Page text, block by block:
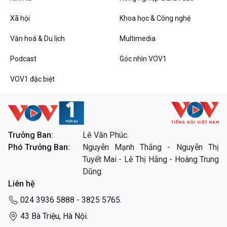
Chuyển đổi Xanh
Tài nguyên và Môi trường
Xã hội chuyển động
Sống chung với biến đổi
khí hậu
Tin Văn hoá & Du lịch
Chát với người nổi tiếng
Câu chuyện Thể thao
Infographic
E-Magazine
Góc nhìn VOV1
Xã hội Khoa học & Công nghệ
Văn hoá & Du lịch Multimedia
Podcast Góc nhìn VOV1
VOV1 đặc biệt
Trưởng Ban:
Lê Văn Phúc.
Phó Trưởng Ban:
Nguyễn Mạnh Thắng - Nguyễn Thị
Tuyết Mai - Lê Thị Hằng - Hoàng Trung
Dũng.
Liên hệ
024 3936 5888 - 3825 5765.
43 Bà Triệu, Hà Nội.